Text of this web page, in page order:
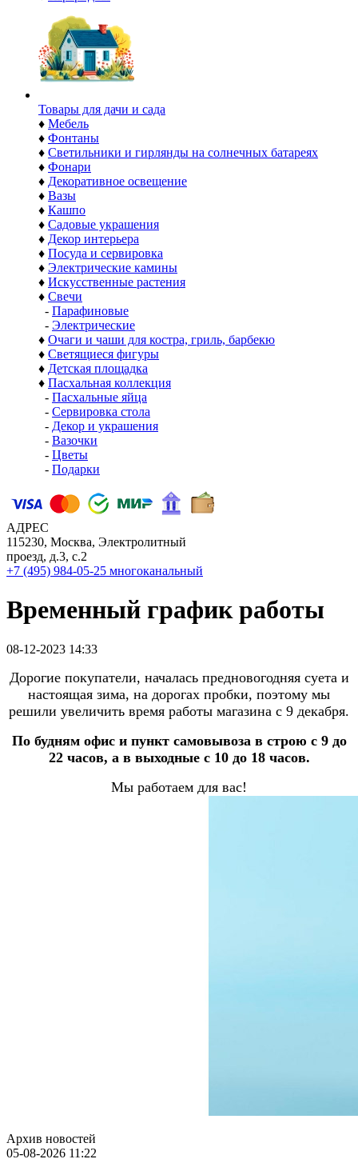
Товары для дачи и сада
♦ Мебель
♦ Фонтаны
♦ Светильники и гирлянды на солнечных батареях
♦ Фонари
♦ Декоративное освещение
♦ Вазы
♦ Кашпо
♦ Садовые украшения
♦ Декор интерьера
♦ Посуда и сервировка
♦ Электрические камины
♦ Искусственные растения
♦ Свечи
- Парафиновые
- Электрические
♦ Очаги и чаши для костра, гриль, барбекю
♦ Светящиеся фигуры
♦ Детская площадка
♦ Пасхальная коллекция
- Пасхальные яйца
- Сервировка стола
- Декор и украшения
- Вазочки
- Цветы
- Подарки
АДРЕС
115230, Москва, Электролитный
проезд, д.3, с.2
+7 (495) 984-05-25 многоканальный
Временный график работы
08-12-2023 14:33
Дорогие покупатели, началась предновогодняя суета и
настоящая зима, на дорогах пробки, поэтому мы
решили увеличить время работы магазина с 9 декабря.
По будням офис и пункт самовывоза в строю с 9 до
22 часов, а в выходные с 10 до 18 часов.
Мы работаем для вас!
Архив новостей
05-08-2026 11:22